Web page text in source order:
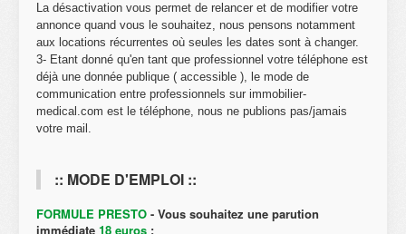
La désactivation vous permet de relancer et de modifier votre
annonce quand vous le souhaitez, nous pensons notamment
aux locations récurrentes où seules les dates sont à changer.
3- Etant donné qu'en tant que professionnel votre téléphone est
déjà une donnée publique ( accessible ), le mode de
communication entre professionnels sur immobilier-
medical.com est le téléphone, nous ne publions pas/jamais
votre mail.
:: MODE D'EMPLOI ::
FORMULE PRESTO - Vous souhaitez une parution
immédiate 18 euros :